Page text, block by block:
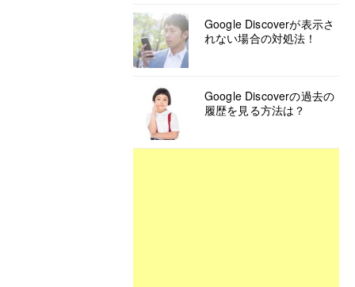
Google Discoverが表示さ
れない場合の対処法！
Google Discoverの過去の
履歴を見る方法は？